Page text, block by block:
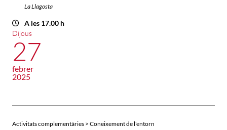
La Llagosta
A les 17.00 h
Dijous
27
febrer
2025
Activitats complementàries > Coneixement de l'entorn